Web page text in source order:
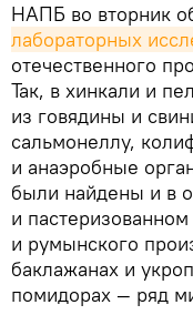
НАПБ во вторник
лабораторных
отечественного
Так, в хинкали и
из говядины и
сальмонеллу,
и анаэробные
были найдены и в
и
и румынского
баклажанах и
помидорах — ряд